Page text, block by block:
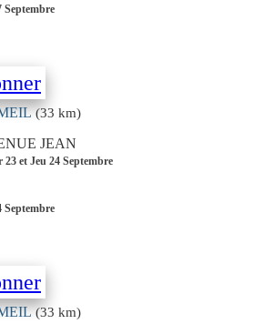
Septembre
(33 km)
JEAN
23 et Jeu 24 Septembre
Septembre
(33 km)